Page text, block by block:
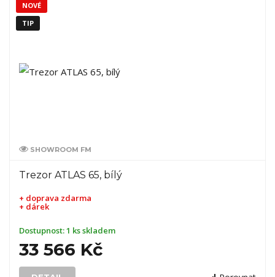
SHOWROOM FM
Trezor ATLAS 65, bílý
+ doprava zdarma
+ dárek
Dostupnost:1 ks skladem
33 566 Kč
NOVÉ
TIP